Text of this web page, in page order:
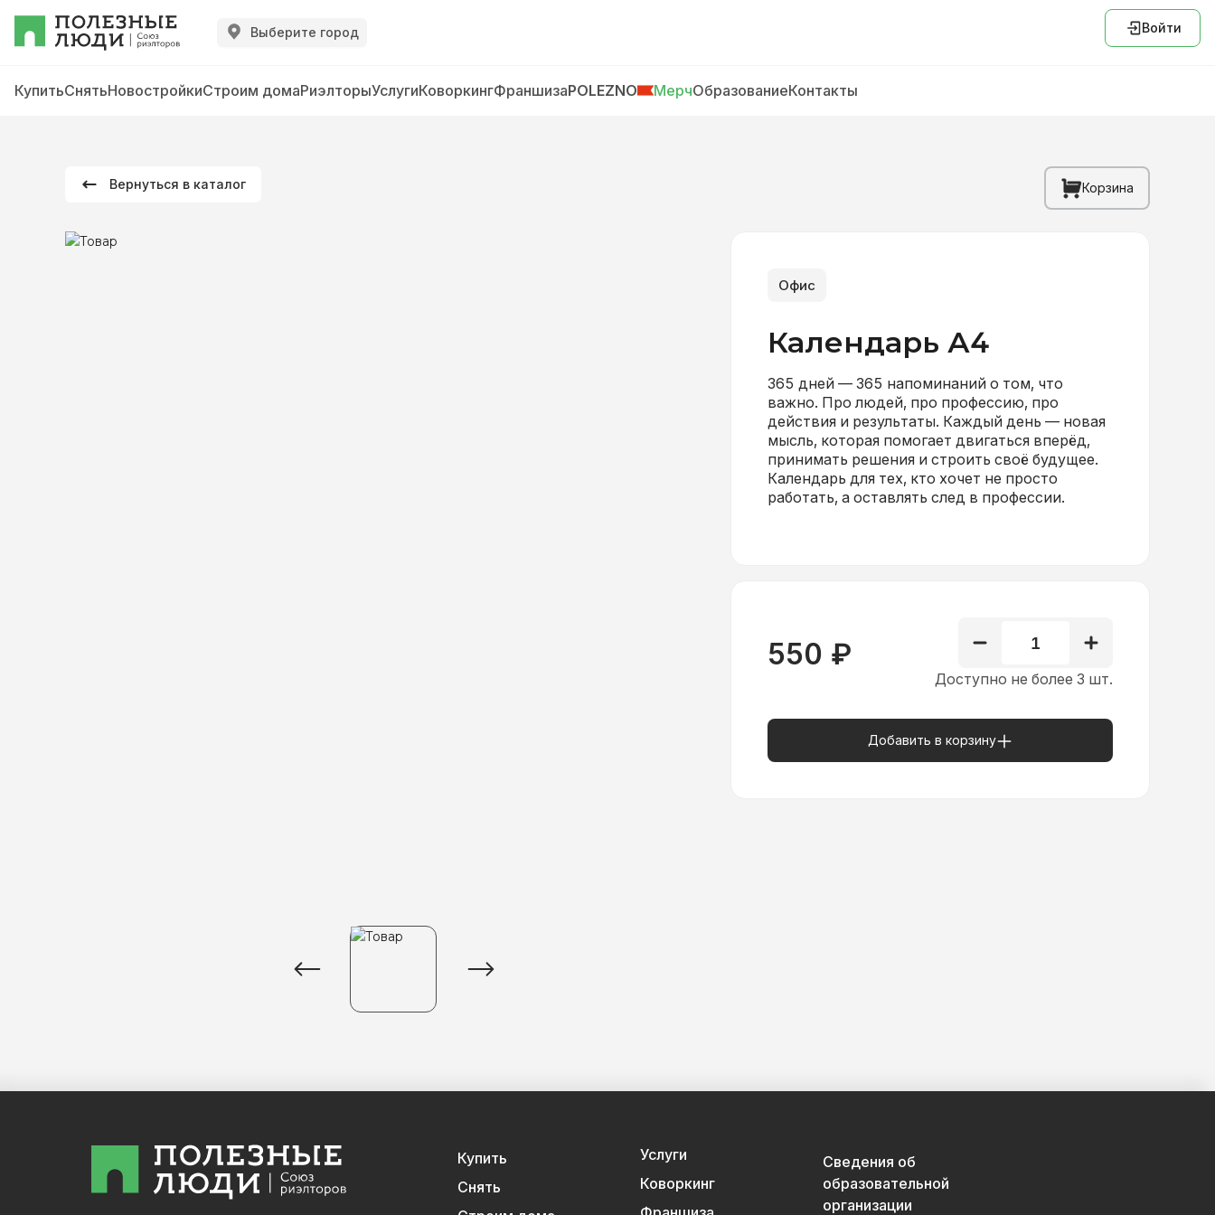
Выберите город Войти
КупитьСнятьНовостройкиСтроим домаРиэлторыУслугиКоворкингФраншизаPOLEZNO МерчОбразованиеКонтакты
Вернуться в каталог Корзина
Офис
Календарь А4
365 дней — 365 напоминаний о том, что
важно. Про людей, про профессию, про
действия и результаты. Каждый день — новая
мысль, которая помогает двигаться вперёд,
принимать решения и строить своё будущее.
Календарь для тех, кто хочет не просто
работать, а оставлять след в профессии.
550 ₽ 1
Доступно не более 3 шт.
Добавить в корзину
Купить
Снять
Услуги
Коворкинг
Сведения об
образовательной
организации